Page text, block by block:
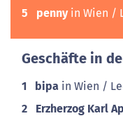
5 pennyin Wien /
Geschäfte in
1 bipa in Wien /
2 Erzherzog Karl